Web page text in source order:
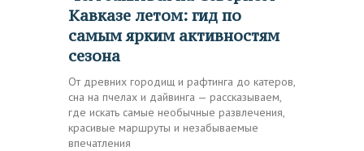
Кавказе летом: гид по
самым ярким активностям
сезона
От древних городищ и рафтинга до катеров,
сна на пчелах и дайвинга — рассказываем,
где искать самые необычные развлечения,
красивые маршруты и незабываемые
впечатления